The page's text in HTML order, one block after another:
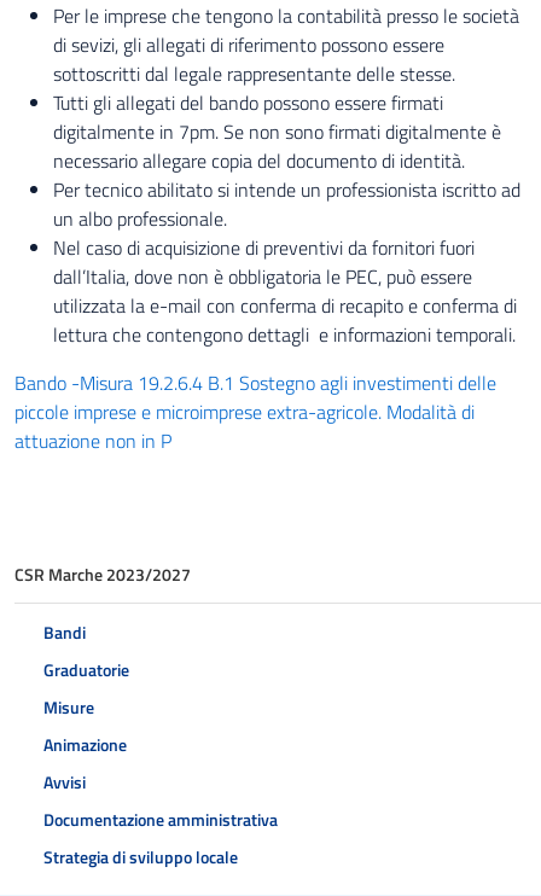
CSR Marche 2023/2027
Bandi
Graduatorie
Misure
Animazione
Avvisi
Documentazione amministrativa
Strategia di sviluppo locale
Per le imprese che tengono la contabilità presso le società
di sevizi, gli allegati di riferimento possono essere
sottoscritti dal legale rappresentante delle stesse.
Tutti gli allegati del bando possono essere firmati
digitalmente in 7pm. Se non sono firmati digitalmente è
necessario allegare copia del documento di identità.
Per tecnico abilitato si intende un professionista iscritto ad
un albo professionale.
Nel caso di acquisizione di preventivi da fornitori fuori
dall’Italia, dove non è obbligatoria le PEC, può essere
utilizzata la e-mail con conferma di recapito e conferma di
lettura che contengono dettagli e informazioni temporali.
Bando -Misura 19.2.6.4 B.1 Sostegno agli investimenti delle
piccole imprese e microimprese extra-agricole. Modalità di
attuazione non in P